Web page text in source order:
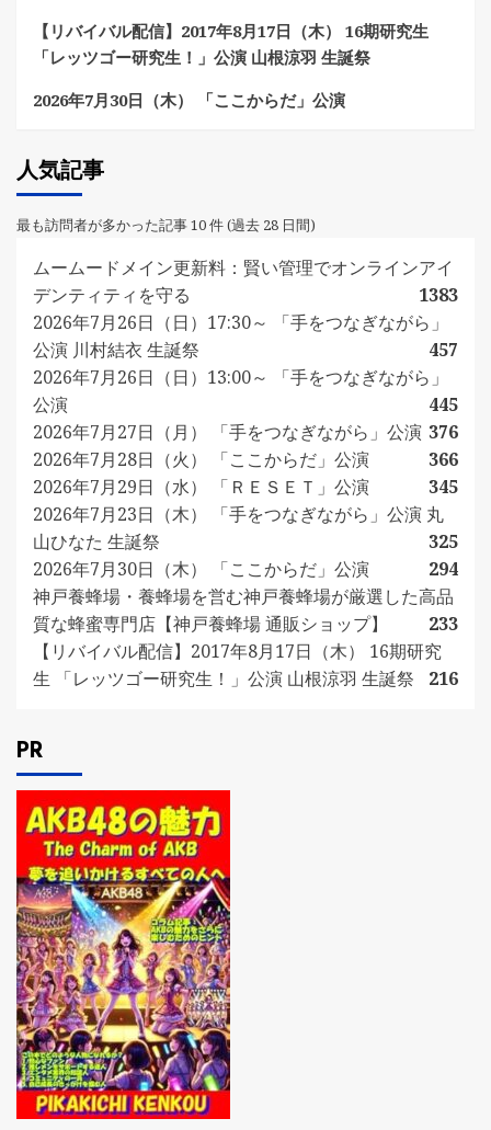
【リバイバル配信】2017年8月17日（木） 16期研究生
「レッツゴー研究生！」公演 山根涼羽 生誕祭
2026年7月30日（木） 「ここからだ」公演
人気記事
最も訪問者が多かった記事 10 件 (過去 28 日間)
ムームードメイン更新料：賢い管理でオンラインアイ
デンティティを守る
1383
2026年7月26日（日）17:30～ 「手をつなぎながら」
公演 川村結衣 生誕祭
457
2026年7月26日（日）13:00～ 「手をつなぎながら」
公演
445
2026年7月27日（月） 「手をつなぎながら」公演 376
2026年7月28日（火） 「ここからだ」公演
366
2026年7月29日（水） 「ＲＥＳＥＴ」公演
345
2026年7月23日（木） 「手をつなぎながら」公演 丸
山ひなた 生誕祭
325
2026年7月30日（木） 「ここからだ」公演
294
神戸養蜂場・養蜂場を営む神戸養蜂場が厳選した高品
質な蜂蜜専門店【神戸養蜂場 通販ショップ】
233
【リバイバル配信】2017年8月17日（木） 16期研究
生 「レッツゴー研究生！」公演 山根涼羽 生誕祭
216
PR